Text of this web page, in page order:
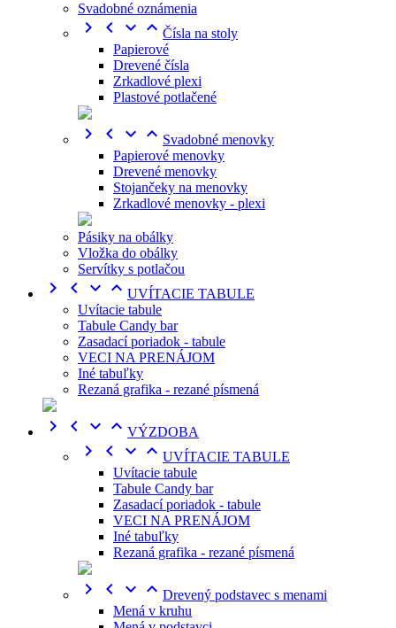
Svadobné oznámenia
    Čísla na stoly
Papierové
Drevené čísla
Zrkadlové plexi
Plastové potlačené
    Svadobné menovky
Papierové menovky
Drevené menovky
Stojančeky na menovky
Zrkadlové menovky - plexi
Pásiky na obálky
Vložka do obálky
Servítky s potlačou
    UVÍTACIE TABULE
Uvítacie tabule
Tabule Candy bar
Zasadací poriadok - tabule
VECI NA PRENÁJOM
Iné tabuľky
Rezaná grafika - rezané písmená
    VÝZDOBA
    UVÍTACIE TABULE
Uvítacie tabule
Tabule Candy bar
Zasadací poriadok - tabule
VECI NA PRENÁJOM
Iné tabuľky
Rezaná grafika - rezané písmená
    Drevený podstavec s menami
Mená v kruhu